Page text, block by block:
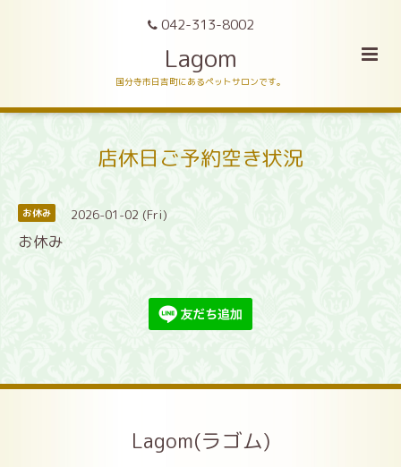
042-313-8002
Lagom
国分寺市日吉町にあるペットサロンです。
店休日ご予約空き状況
お休み 2026-01-02 (Fri)
お休み
Lagom(ラゴム)